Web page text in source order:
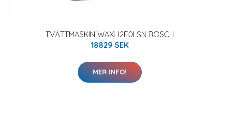
TVÄTTMASKIN WAXH2E0LSN BOSCH
18829 SEK
MER INFO!